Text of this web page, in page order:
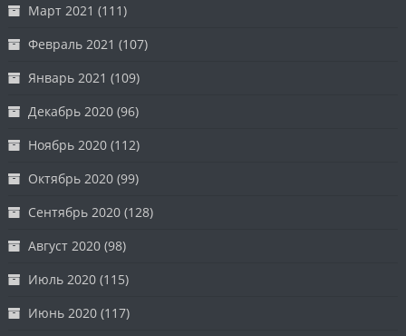
Март 2021 (111)
Февраль 2021 (107)
Январь 2021 (109)
Декабрь 2020 (96)
Ноябрь 2020 (112)
Октябрь 2020 (99)
Сентябрь 2020 (128)
Август 2020 (98)
Июль 2020 (115)
Июнь 2020 (117)